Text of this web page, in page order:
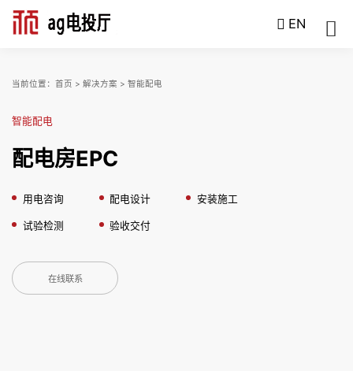
EN
当前位置： 首页 > 解决方案 > 智能配电
智能配电
配电房EPC
用电咨询 配电设计 安装施工
试验检测 验收交付
在线联系